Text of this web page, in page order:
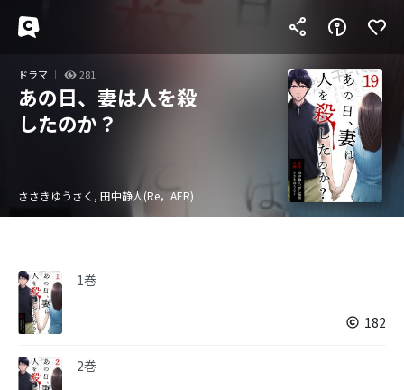
ドラマ 281
あの日、妻は人を殺
したのか？
ささきゆうさく, 田中静人(Re，AER)
1巻
182
2巻